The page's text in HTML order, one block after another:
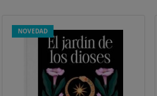
NOVEDAD